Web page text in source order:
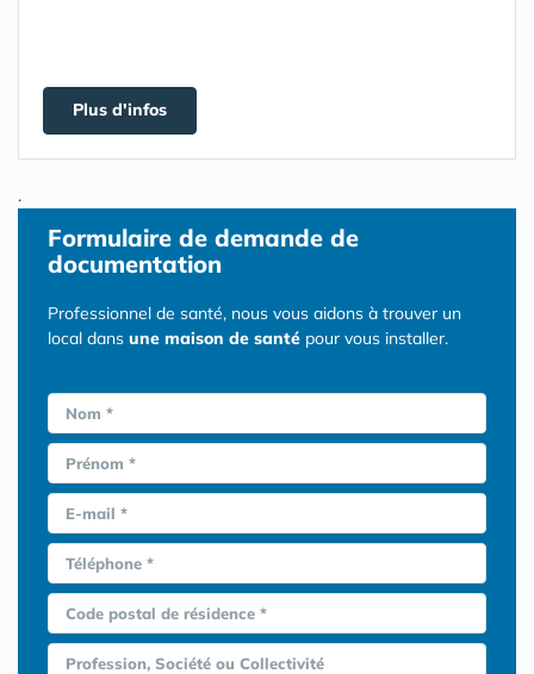
Plus d'infos
.
Formulaire de demande de
documentation
Professionnel de santé, nous vous aidons à trouver un
local dans une maison de santé pour vous installer.
Nom *
Prénom *
E-mail *
Téléphone *
Code postal de résidence *
Profession, Société ou Collectivité